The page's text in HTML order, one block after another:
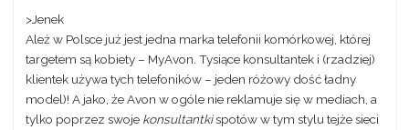
>Jenek
Ależ w Polsce już jest jedna marka telefonii komórkowej, której
targetem są kobiety – MyAvon. Tysiące konsultantek i (rzadziej)
klientek używa tych telefoników – jeden różowy dość ładny
model)! A jako, że Avon w ogóle nie reklamuje się w mediach, a
tylko poprzez swoje konsultantkispotów w tym stylu tejże sieci